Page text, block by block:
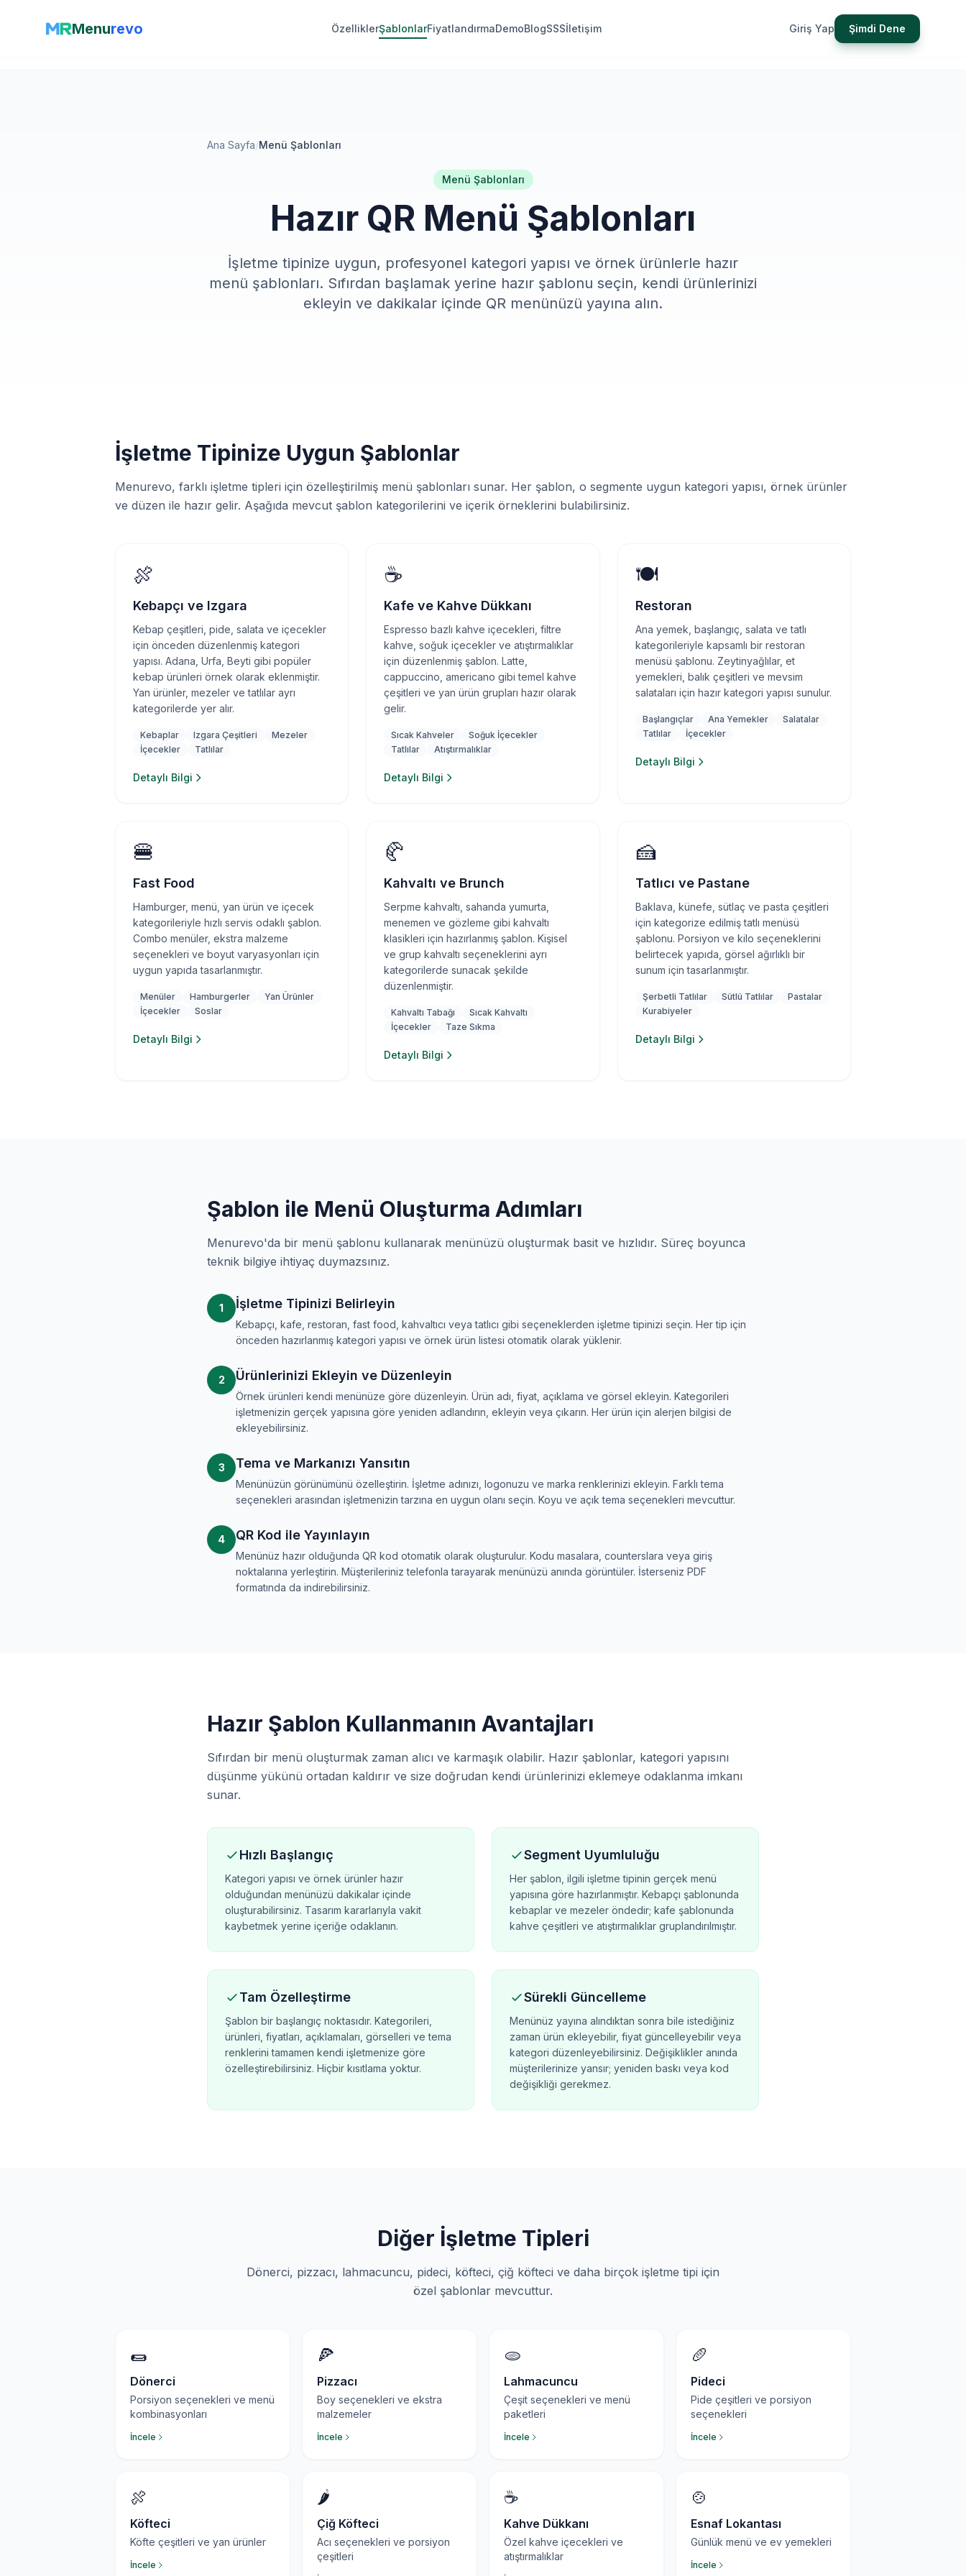
Menurevo ÖzelliklerŞablonlarFiyatlandırmaDemoBlogSSSİletişim Giriş Yap Şimdi Dene
Ana Sayfa/Menü Şablonları
Menü Şablonları
Hazır QR Menü Şablonları
İşletme tipinize uygun, profesyonel kategori yapısı ve örnek ürünlerle hazır
menü şablonları. Sıfırdan başlamak yerine hazır şablonu seçin, kendi ürünlerinizi
ekleyin ve dakikalar içinde QR menünüzü yayına alın.
İşletme Tipinize Uygun Şablonlar
Menurevo, farklı işletme tipleri için özelleştirilmiş menü şablonları sunar. Her şablon, o segmente uygun kategori yapısı, örnek ürünler
ve düzen ile hazır gelir. Aşağıda mevcut şablon kategorilerini ve içerik örneklerini bulabilirsiniz.
🍖
Kebapçı ve Izgara
Kebap çeşitleri, pide, salata ve içecekler
için önceden düzenlenmiş kategori
yapısı. Adana, Urfa, Beyti gibi popüler
kebap ürünleri örnek olarak eklenmiştir.
Yan ürünler, mezeler ve tatlılar ayrı
kategorilerde yer alır.
Kebaplar Izgara Çeşitleri
Mezeler
İçecekler
Tatlılar
Detaylı Bilgi
☕
Kafe ve Kahve Dükkanı
Espresso bazlı kahve içecekleri, filtre
kahve, soğuk içecekler ve atıştırmalıklar
için düzenlenmiş şablon. Latte,
cappuccino, americano gibi temel kahve
çeşitleri ve yan ürün grupları hazır olarak
gelir.
Sıcak Kahveler
Soğuk İçecekler
Tatlılar
Atıştırmalıklar
Detaylı Bilgi
🍽️
Restoran
Ana yemek, başlangıç, salata ve tatlı
kategorileriyle kapsamlı bir restoran
menüsü şablonu. Zeytinyağlılar, et
yemekleri, balık çeşitleri ve mevsim
salataları için hazır kategori yapısı sunulur.
Başlangıçlar Ana Yemekler
Salatalar
Tatlılar
İçecekler
Detaylı Bilgi
🍔
Fast Food
Hamburger, menü, yan ürün ve içecek
kategorileriyle hızlı servis odaklı şablon.
Combo menüler, ekstra malzeme
seçenekleri ve boyut varyasyonları için
uygun yapıda tasarlanmıştır.
Menüler Hamburgerler
Yan Ürünler
İçecekler
Soslar
Detaylı Bilgi
🥐
Kahvaltı ve Brunch
Serpme kahvaltı, sahanda yumurta,
menemen ve gözleme gibi kahvaltı
klasikleri için hazırlanmış şablon. Kişisel
ve grup kahvaltı seçeneklerini ayrı
kategorilerde sunacak şekilde
düzenlenmiştir.
Kahvaltı Tabağı
Sıcak Kahvaltı
İçecekler
Taze Sıkma
Detaylı Bilgi
🍰
Tatlıcı ve Pastane
Baklava, künefe, sütlaç ve pasta çeşitleri
için kategorize edilmiş tatlı menüsü
şablonu. Porsiyon ve kilo seçeneklerini
belirtecek yapıda, görsel ağırlıklı bir
sunum için tasarlanmıştır.
Şerbetli Tatlılar Sütlü Tatlılar
Pastalar
Kurabiyeler
Detaylı Bilgi
Şablon ile Menü Oluşturma Adımları
Menurevo'da bir menü şablonu kullanarak menünüzü oluşturmak basit ve hızlıdır. Süreç boyunca
teknik bilgiye ihtiyaç duymazsınız.
1 İşletme Tipinizi Belirleyin
Kebapçı, kafe, restoran, fast food, kahvaltıcı veya tatlıcı gibi seçeneklerden işletme tipinizi seçin. Her tip için
önceden hazırlanmış kategori yapısı ve örnek ürün listesi otomatik olarak yüklenir.
2 Ürünlerinizi Ekleyin ve Düzenleyin
Örnek ürünleri kendi menünüze göre düzenleyin. Ürün adı, fiyat, açıklama ve görsel ekleyin. Kategorileri
işletmenizin gerçek yapısına göre yeniden adlandırın, ekleyin veya çıkarın. Her ürün için alerjen bilgisi de
ekleyebilirsiniz.
3 Tema ve Markanızı Yansıtın
Menünüzün görünümünü özelleştirin. İşletme adınızı, logonuzu ve marka renklerinizi ekleyin. Farklı tema
seçenekleri arasından işletmenizin tarzına en uygun olanı seçin. Koyu ve açık tema seçenekleri mevcuttur.
4 QR Kod ile Yayınlayın
Menünüz hazır olduğunda QR kod otomatik olarak oluşturulur. Kodu masalara, counterslara veya giriş
noktalarına yerleştirin. Müşterileriniz telefonla tarayarak menünüzü anında görüntüler. İsterseniz PDF
formatında da indirebilirsiniz.
Hazır Şablon Kullanmanın Avantajları
Sıfırdan bir menü oluşturmak zaman alıcı ve karmaşık olabilir. Hazır şablonlar, kategori yapısını
düşünme yükünü ortadan kaldırır ve size doğrudan kendi ürünlerinizi eklemeye odaklanma imkanı
sunar.
Hızlı Başlangıç
Kategori yapısı ve örnek ürünler hazır
olduğundan menünüzü dakikalar içinde
oluşturabilirsiniz. Tasarım kararlarıyla vakit
kaybetmek yerine içeriğe odaklanın.
Segment Uyumluluğu
Her şablon, ilgili işletme tipinin gerçek menü
yapısına göre hazırlanmıştır. Kebapçı şablonunda
kebaplar ve mezeler öndedir; kafe şablonunda
kahve çeşitleri ve atıştırmalıklar gruplandırılmıştır.
Tam Özelleştirme
Şablon bir başlangıç noktasıdır. Kategorileri,
ürünleri, fiyatları, açıklamaları, görselleri ve tema
renklerini tamamen kendi işletmenize göre
özelleştirebilirsiniz. Hiçbir kısıtlama yoktur.
Sürekli Güncelleme
Menünüz yayına alındıktan sonra bile istediğiniz
zaman ürün ekleyebilir, fiyat güncelleyebilir veya
kategori düzenleyebilirsiniz. Değişiklikler anında
müşterilerinize yansır; yeniden baskı veya kod
değişikliği gerekmez.
Diğer İşletme Tipleri
Dönerci, pizzacı, lahmacuncu, pideci, köfteci, çiğ köfteci ve daha birçok işletme tipi için
özel şablonlar mevcuttur.
🌯
Dönerci
Porsiyon seçenekleri ve menü
kombinasyonları
İncele
🍕
Pizzacı
Boy seçenekleri ve ekstra
malzemeler
İncele
🫓
Lahmacuncu
Çeşit seçenekleri ve menü
paketleri
İncele
🥖
Pideci
Pide çeşitleri ve porsiyon
seçenekleri
İncele
🍖
Köfteci
Köfte çeşitleri ve yan ürünler
İncele
🌶️
Çiğ Köfteci
Acı seçenekleri ve porsiyon
çeşitleri
☕
Kahve Dükkanı
Özel kahve içecekleri ve
atıştırmalıklar
🍲
Esnaf Lokantası
Günlük menü ve ev yemekleri
İncele